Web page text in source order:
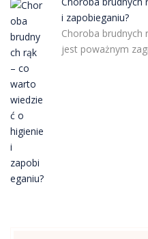
i zapobieganiu?
Choroba brudnych
jest poważnym